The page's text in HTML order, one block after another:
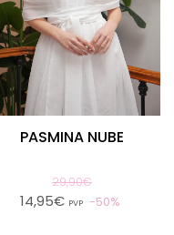
PASMINA NUBE
29,90€
14,95€ PVP 50%